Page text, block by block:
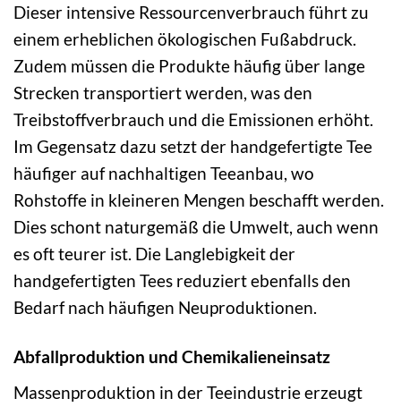
Dieser intensive Ressourcenverbrauch führt zu
einem erheblichen ökologischen Fußabdruck.
Zudem müssen die Produkte häufig über lange
Strecken transportiert werden, was den
Treibstoffverbrauch und die Emissionen erhöht.
Im Gegensatz dazu setzt der handgefertigte Tee
häufiger auf nachhaltigen Teeanbau, wo
Rohstoffe in kleineren Mengen beschafft werden.
Dies schont naturgemäß die Umwelt, auch wenn
es oft teurer ist. Die Langlebigkeit der
handgefertigten Tees reduziert ebenfalls den
Bedarf nach häufigen Neuproduktionen.
Abfallproduktion und Chemikalieneinsatz
Massenproduktion in der Teeindustrie erzeugt